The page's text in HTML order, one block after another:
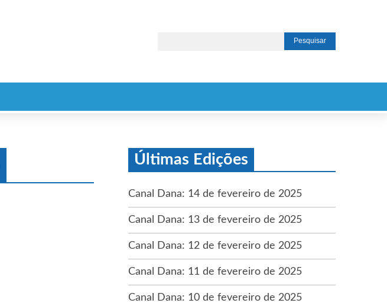
Últimas Edições
Canal Dana: 14 de fevereiro de 2025
Canal Dana: 13 de fevereiro de 2025
Canal Dana: 12 de fevereiro de 2025
Canal Dana: 11 de fevereiro de 2025
Canal Dana: 10 de fevereiro de 2025